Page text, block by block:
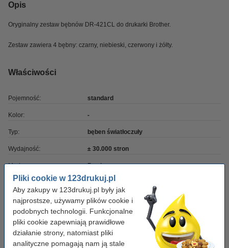
Pliki cookie w 123drukuj.pl
Aby zakupy w 123drukuj.pl były jak
najprostsze, używamy plików cookie i
podobnych technologii. Funkcjonalne
pliki cookie zapewniają prawidłowe
działanie strony, natomiast pliki
analityczne pomagają nam ją stale
Opis
Oryginalny zestaw bębnów DR-421CL do drukarki Brother.
Zestaw zawiera 4 bębny: czarny, niebieski, czerwony i żółty.
Właściwości
Pojemność: standard
Kolor: -
Typ: bęben światłoczuły
Wydajność: ± 30.000 stron
Marka: Brother
OEM: DR421CL
Numer artykułu: 051142
Numer: DR-421CL